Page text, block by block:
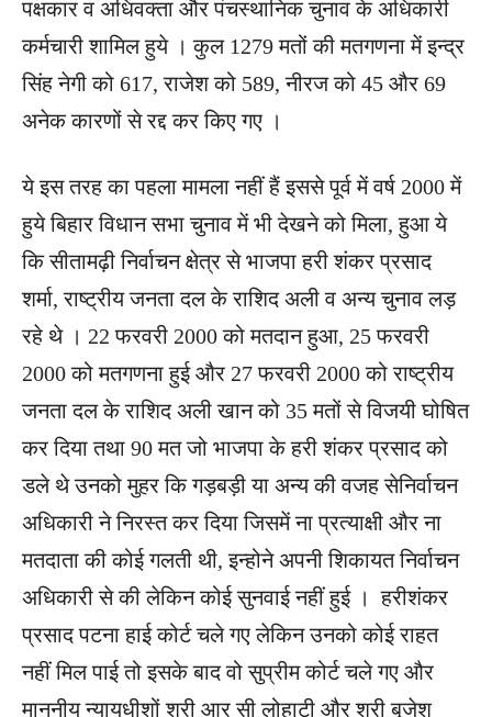
पक्षकार व अधिवक्ता और पंचस्थानिक चुनाव के अधिकारी
कर्मचारी शामिल हुये । कुल 1279 मतों की मतगणना में इन्द्र
सिंह नेगी को 617, राजेश को 589, नीरज को 45 और 69
अनेक कारणों से रद्द कर किए गए ।
ये इस तरह का पहला मामला नहीं हैं इससे पूर्व में वर्ष 2000 में
हुये बिहार विधान सभा चुनाव में भी देखने को मिला, हुआ ये
कि सीतामढ़ी निर्वाचन क्षेत्र से भाजपा हरी शंकर प्रसाद
शर्मा, राष्ट्रीय जनता दल के राशिद अली व अन्य चुनाव लड़
रहे थे । 22 फरवरी 2000 को मतदान हुआ, 25 फरवरी
2000 को मतगणना हुई और 27 फरवरी 2000 को राष्ट्रीय
जनता दल के राशिद अली खान को 35 मतों से विजयी घोषित
कर दिया तथा 90 मत जो भाजपा के हरी शंकर प्रसाद को
डले थे उनको मुहर कि गड़बड़ी या अन्य की वजह सेनिर्वाचन
अधिकारी ने निरस्त कर दिया जिसमें ना प्रत्याक्षी और ना
मतदाता की कोई गलती थी, इन्होने अपनी शिकायत निर्वाचन
अधिकारी से की लेकिन कोई सुनवाई नहीं हुई । हरीशंकर
प्रसाद पटना हाई कोर्ट चले गए लेकिन उनको कोई राहत
नहीं मिल पाई तो इसके बाद वो सुप्रीम कोर्ट चले गए और
माननीय न्यायधीशों श्री आर सी लोहाटी और श्री बृजेश